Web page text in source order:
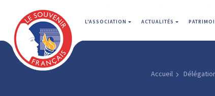
L'ASSOCIATION ACTUALITÉS
Accueil